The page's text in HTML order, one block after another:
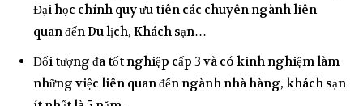
Đại học chính quy ưu tiên các chuyên ngành liên
quan đến Du lịch, Khách sạn…
Đối tượng đã tốt nghiệp cấp 3 và có kinh nghiệm làm
những việc liên quan đến ngành nhà hàng, khách sạn